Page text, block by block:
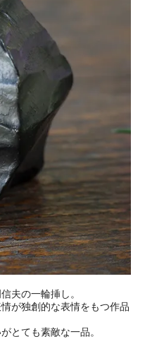
夫の一輪挿し。
が独創的な表情をもつ作品
とても素敵な一品。